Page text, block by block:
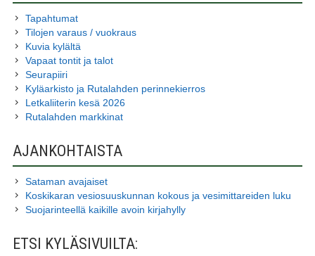
Tapahtumat
Tilojen varaus / vuokraus
Kuvia kylältä
Vapaat tontit ja talot
Seurapiiri
Kyläarkisto ja Rutalahden perinnekierros
Letkaliiterin kesä 2026
Rutalahden markkinat
AJANKOHTAISTA
Sataman avajaiset
Koskikaran vesiosuuskunnan kokous ja vesimittareiden luku
Suojarinteellä kaikille avoin kirjahylly
ETSI KYLÄSIVUILTA: